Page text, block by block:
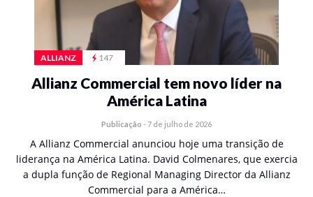
ALLIANZ 147
Allianz Commercial tem novo líder na
América Latina
Publicação - 7 de julho de 2026
A Allianz Commercial anunciou hoje uma transição de
liderança na América Latina. David Colmenares, que exercia
a dupla função de Regional Managing Director da Allianz
Commercial para a América…